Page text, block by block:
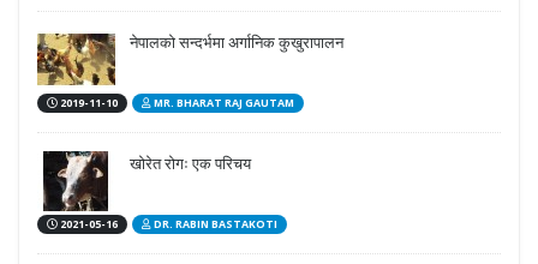
नेपालको सन्दर्भमा अर्गानिक कुखुरापालन
2019-11-10 MR. BHARAT RAJ GAUTAM
खोरेत रोगः एक परिचय
2021-05-16 DR. RABIN BASTAKOTI